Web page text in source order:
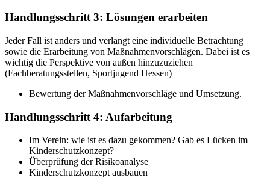
Handlungsschritt 3: Lösungen erarbeiten
Jeder Fall ist anders und verlangt eine individuelle Betrachtung
sowie die Erarbeitung von Maßnahmenvorschlägen. Dabei ist es
wichtig die Perspektive von außen hinzuzuziehen
(Fachberatungsstellen, Sportjugend Hessen)
Bewertung der Maßnahmenvorschläge und Umsetzung.
Handlungsschritt 4: Aufarbeitung
Im Verein: wie ist es dazu gekommen? Gab es Lücken im
Kinderschutzkonzept?
Überprüfung der Risikoanalyse
Kinderschutzkonzept ausbauen